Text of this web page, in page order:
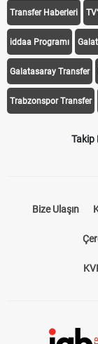
Transfer Haberleri
iddaa Programı
Galatasaray Transfer
Trabzonspor Transfer
Takip
Bize Ulaşın